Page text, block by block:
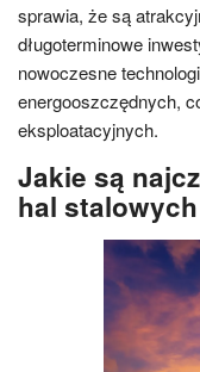
sprawia, że są
długoterminowe
nowoczesne
energooszczędnych,
eksploatacyjnych.
Jakie są
hal